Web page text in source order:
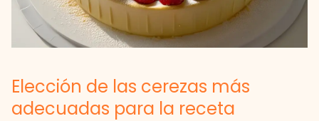
Elección de las cerezas más
adecuadas para la receta